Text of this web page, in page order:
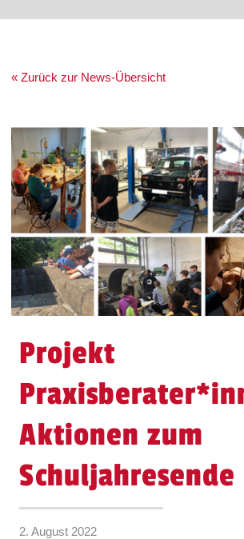
« Zurück zur News-Übersicht
Projekt
Aktionen zum
Schuljahresende
2. August 2022